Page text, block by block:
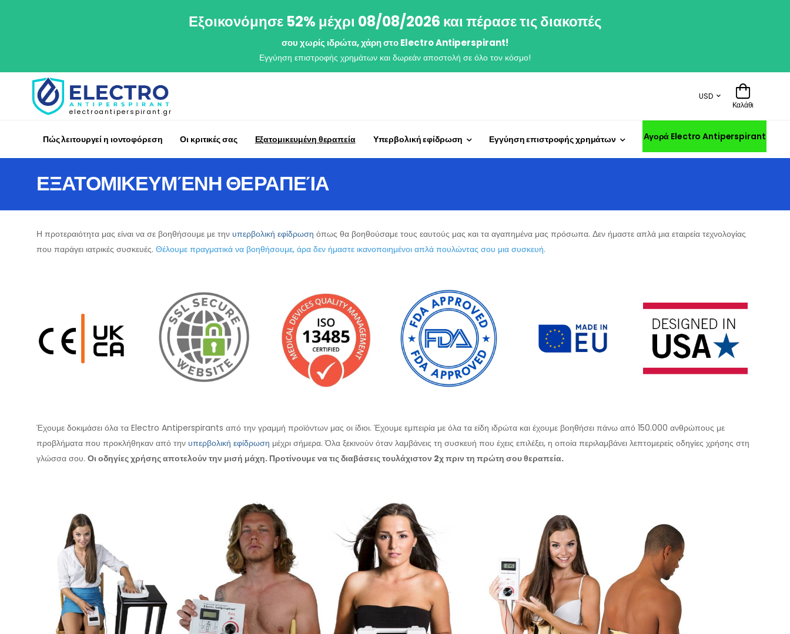
Εξοικονόμησε 52% μέχρι 08/08/2026 και πέρασε τις διακοπές
σου χωρίς ιδρώτα, χάρη στο Electro Antiperspirant!
Εγγύηση επιστροφής χρημάτων και δωρεάν αποστολή σε όλο τον κόσμο!
electroantiperspirant.gr
USD
Καλάθι
Πώς λειτουργεί η ιοντοφόρεση Οι κριτικές σας Εξατομικευμένη θεραπεία Υπερβολική εφίδρωση Εγγύηση επιστροφής χρημάτων Αγορά Electro Antiperspirant
ΕΞΑΤΟΜΙΚΕΥΜΈΝΗ ΘΕΡΑΠΕΊΑ
Η προτεραιότητα μας είναι να σε βοηθήσουμε με την υπερβολική εφίδρωση όπως θα βοηθούσαμε τους εαυτούς μας και τα αγαπημένα μας πρόσωπα. Δεν ήμαστε απλά μια εταιρεία τεχνολογίας
που παράγει ιατρικές συσκευές. Θέλουμε πραγματικά να βοηθήσουμε, άρα δεν ήμαστε ικανοποιημένοι απλά πουλώντας σου μια συσκευή.
Έχουμε δοκιμάσει όλα τα Electro Antiperspirants από την γραμμή προϊόντων μας οι ίδιοι. Έχουμε εμπειρία με όλα τα είδη ιδρώτα και έχουμε βοηθήσει πάνω από 150.000 ανθρώπους με
προβλήματα που προκλήθηκαν από την υπερβολική εφίδρωση μέχρι σήμερα. Όλα ξεκινούν όταν λαμβάνεις τη συσκευή που έχεις επιλέξει, η οποία περιλαμβάνει λεπτομερείς οδηγίες χρήσης στη
γλώσσα σου. Οι οδηγίες χρήσης αποτελούν την μισή μάχη. Προτίνουμε να τις διαβάσεις τουλάχιστον 2χ πριν τη πρώτη σου θεραπεία.